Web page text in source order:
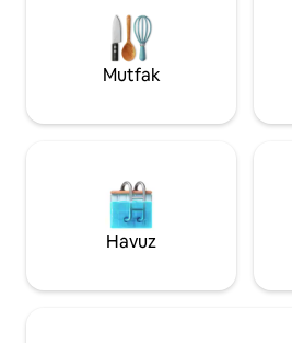
akşam yemeği yiyebilirsiniz. Daire her
zaman profesyoneller tarafından
temizlenir. 3. katta.
Mutfak
Havuz